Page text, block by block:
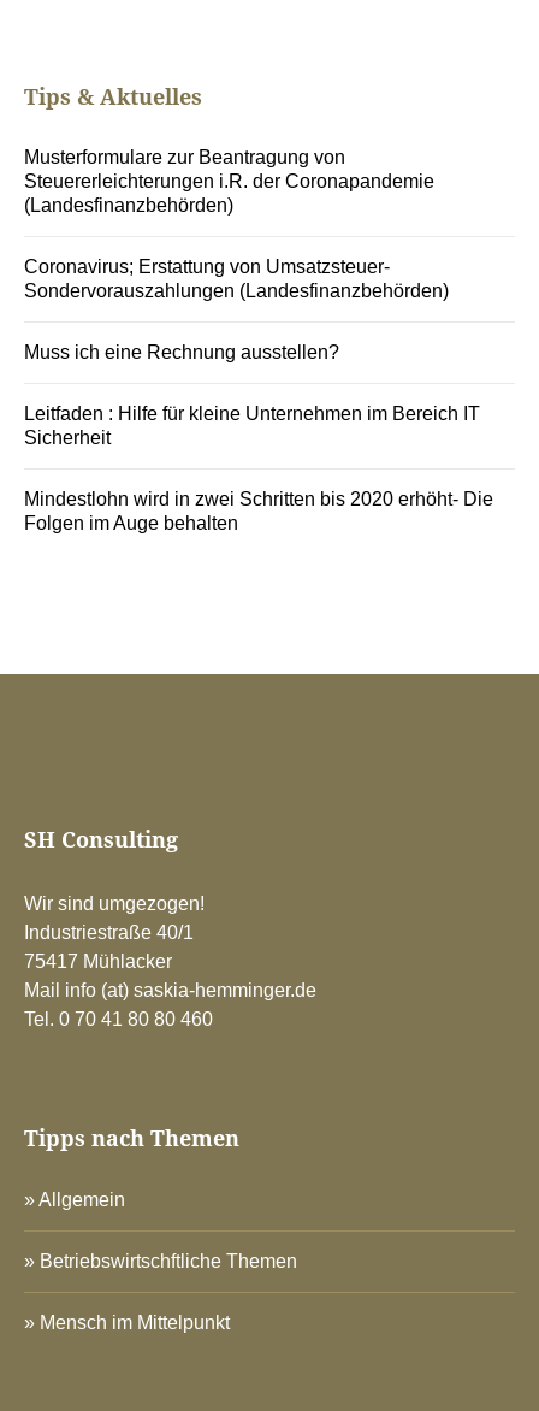
Tips & Aktuelles
Musterformulare zur Beantragung von
Steuererleichterungen i.R. der Coronapandemie
(Landesfinanzbehörden)
Coronavirus; Erstattung von Umsatzsteuer-
Sondervorauszahlungen (Landesfinanzbehörden)
Muss ich eine Rechnung ausstellen?
Leitfaden : Hilfe für kleine Unternehmen im Bereich IT
Sicherheit
Mindestlohn wird in zwei Schritten bis 2020 erhöht- Die
Folgen im Auge behalten
SH Consulting
Wir sind umgezogen!
Industriestraße 40/1
75417 Mühlacker
Mail info (at) saskia-hemminger.de
Tel. 0 70 41 80 80 460
Tipps nach Themen
Allgemein
Betriebswirtschftliche Themen
Mensch im Mittelpunkt